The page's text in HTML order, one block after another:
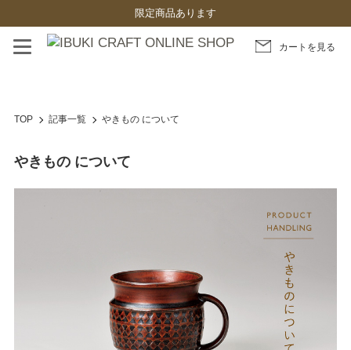
限定商品あります
カートを見る
TOP 記事一覧 やきもの について
やきもの について